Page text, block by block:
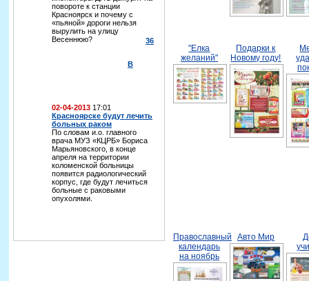
повороте к станции
Красноярск и почему с
«пьяной» дороги нельзя
вырулить на улицу
Весеннюю?
36
02-04-2013 17:01
В
Красноярске будут лечить
больных раком
По словам и.о. главного
врача МУЗ «КЦРБ» Бориса
Марьяновского, в конце
апреля на территории
коломенской больницы
появится радиологический
корпус, где будут лечиться
больные с раковыми
опухолями.
"Елка
желаний"
Подарки к
Новому году!
Православный
календарь
на ноябрь
Авто Мир